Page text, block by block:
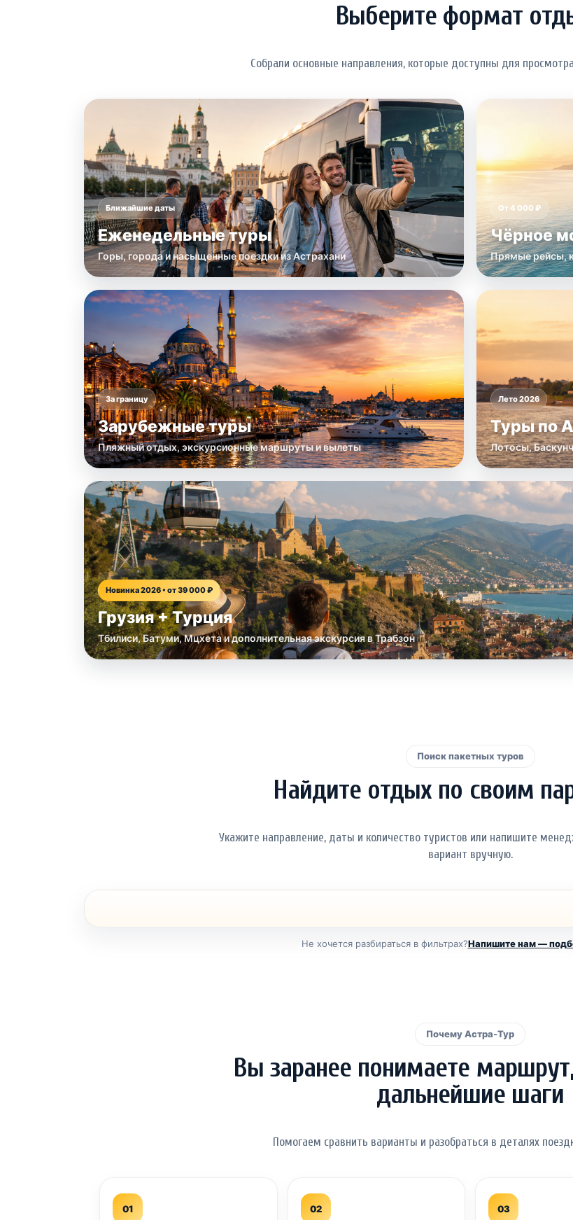
Выберите формат
Собрали основные направления, которые доступны для
Ближайшие даты
Еженедельные туры
Горы, города и насыщенные поездки из Астрахани
От 4 000 ₽
Чёрное
Прямые рейсы,
За границу
Зарубежные туры
Пляжный отдых, экскурсионные маршруты и вылеты
Лето 2026
Туры по
Лотосы,
Новинка 2026 • от 39 000 ₽
Грузия + Турция
Тбилиси, Батуми, Мцхета и дополнительная экскурсия в Трабзон
Поиск пакетных туров
Найдите отдых по своим
Укажите направление, даты и количество туристов или напишите
вариант вручную.
Не хочется разбираться в фильтрах?Напишите нам —
Почему Астра-Тур
Вы заранее понимаете
дальнейшие шаги
Помогаем сравнить варианты и разобраться в деталях
01 02 03